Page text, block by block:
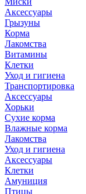
Аксессуары
Грызуны
Корма
Лакомства
Витамины
Клетки
Уход и гигиена
Транспортировка
Аксессуары
Хорьки
Сухие корма
Влажные корма
Лакомства
Уход и гигиена
Аксессуары
Клетки
Амуниция
Птицы